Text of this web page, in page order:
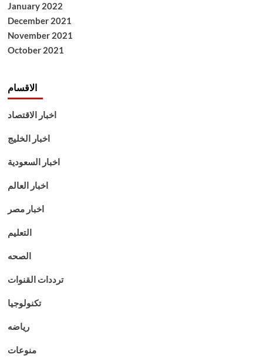
January 2022
December 2021
November 2021
October 2021
الاقسام
اخبار الاقتصاد
اخبار الخليج
اخبار السعودية
اخبار العالم
اخبار مصر
التعليم
الصحه
ترددات القنوات
تكنولوجيا
رياضه
منوعات